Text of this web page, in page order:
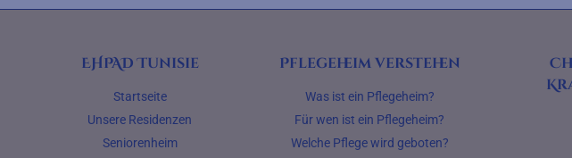
EHPAD Tunisie
Startseite
Unsere Residenzen
Seniorenheim
Pflegeheim verstehen
Was ist ein Pflegeheim?
Für wen ist ein Pflegeheim?
Welche Pflege wird geboten?